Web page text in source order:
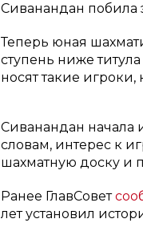
Сиванандан побила
Теперь юная
ступень ниже
носят такие
Сиванандан начала
словам, интерес к
шахматную доску и
Ранее ГлавСовет
лет установил